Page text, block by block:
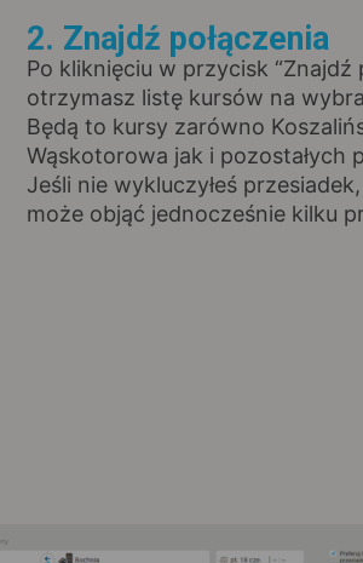
2. Znajdź połączenia
Po kliknięciu w przycisk “Znajdź
otrzymasz listę kursów na
Będą to kursy zarówno
Wąskotorowa jak i pozostałych
Jeśli nie wykluczyłeś
może objąć jednocześnie kilku